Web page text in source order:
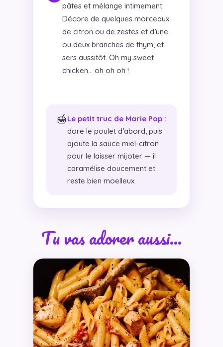
pâtes et mélange intimement.
Décore de quelques morceaux
de citron ou de zestes et d’une
ou deux branches de thym, et
sers aussitôt. Oh my sweet
chicken… oh oh oh !
🍯Le petit truc de Marie Pop :
dore le poulet d’abord, puis
ajoute la sauce miel-citron
pour le laisser mijoter — il
caramélise doucement et
reste bien moelleux.
Tu vas adorer aussi…